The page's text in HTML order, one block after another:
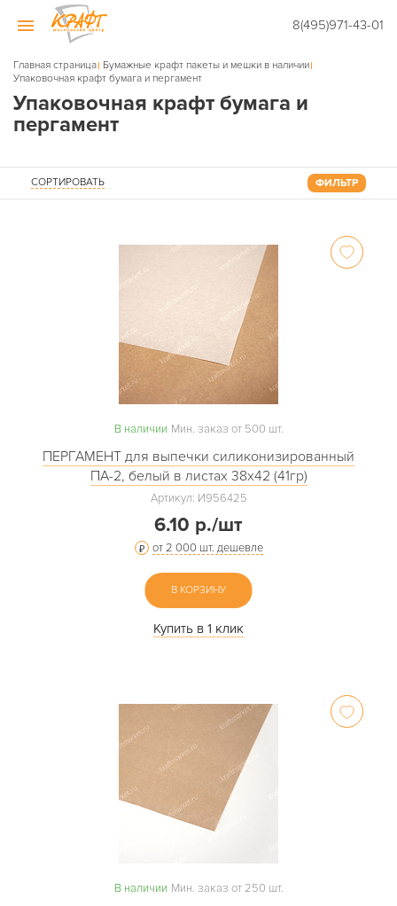
8(495)971-43-01
Главная страница Бумажные крафт пакеты и мешки в наличии
Упаковочная крафт бумага и пергамент
Упаковочная крафт бумага и
пергамент
СОРТИРОВАТЬ ФИЛЬТР
В наличии Мин. заказ от 500 шт.
ПЕРГАМЕНТ для выпечки силиконизированный
ПА-2, белый в листах 38х42 (41гр)
Артикул: И956425
6.10 р./шт
от 2 000 шт. дешевле
В КОРЗИНУ
Купить в 1 клик
В наличии Мин. заказ от 250 шт.